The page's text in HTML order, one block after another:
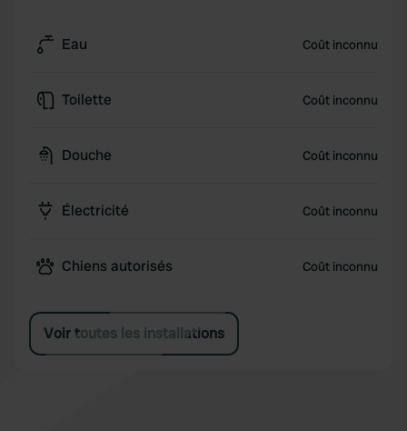
Eau Coût inconnu
Toilette Coût inconnu
Douche Coût inconnu
Électricité Coût inconnu
Chiens autorisés Coût inconnu
Voir toutes les installations